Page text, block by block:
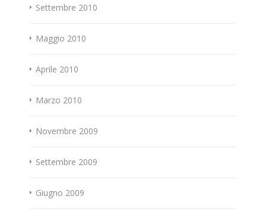
Settembre 2010
Maggio 2010
Aprile 2010
Marzo 2010
Novembre 2009
Settembre 2009
Giugno 2009